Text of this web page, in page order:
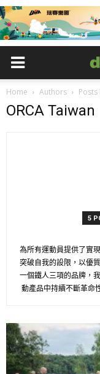
Home Authors Posts
ORCA Taiwan
5
為所有運動員提供了實
突破自我的設限，以優
一個鐵人三項的品牌，
動產品中持續不斷革命